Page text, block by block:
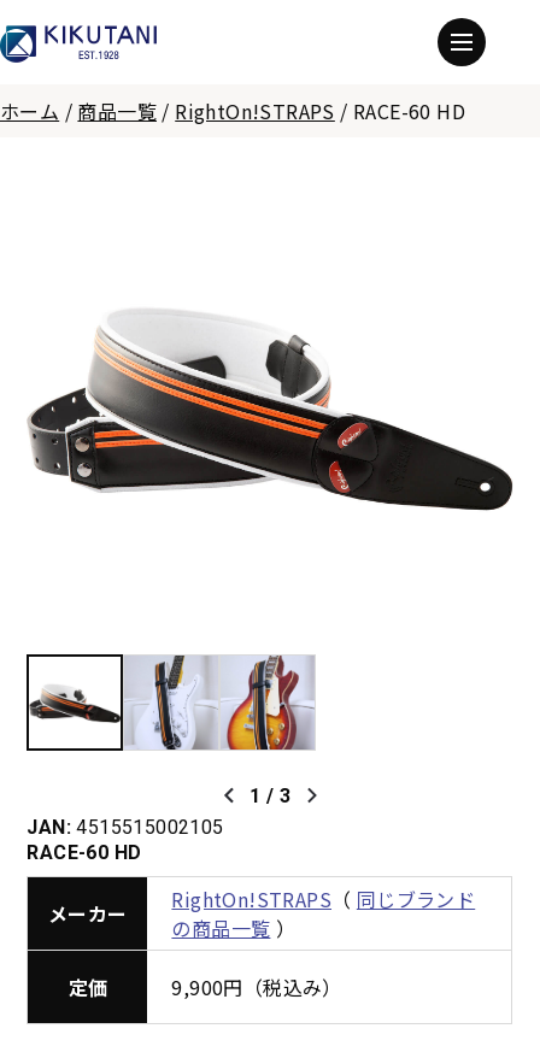
ホーム / 商品一覧 / RightOn!STRAPS / RACE-60 HD
1 / 3
JAN: 4515515002105
RACE-60 HD
メーカー RightOn!STRAPS （ 同じブランド
の商品一覧 ）
定価 9,900円（税込み）